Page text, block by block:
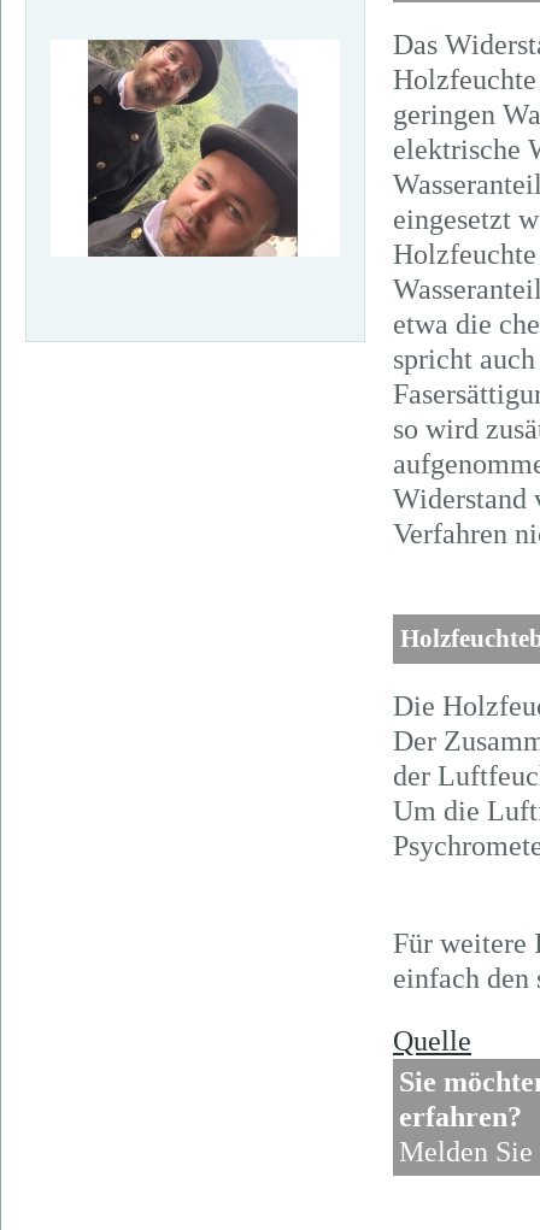
Das
geringen
elektrische
eingesetzt
etwa die
spricht
so wird
Widerstand
Verfahren
Die
Der
der
Um die
Für weitere
einfach den
Quelle
Sie
erfahren?
Melden Sie